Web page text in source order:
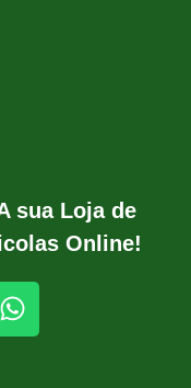
sua Loja de
Online!